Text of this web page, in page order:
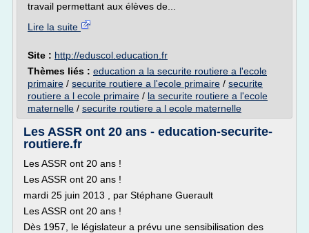
travail permettant aux élèves de...
Lire la suite
Site : http://eduscol.education.fr
Thèmes liés : education a la securite routiere a l'ecole
primaire / securite routiere a l'ecole primaire / securite
routiere a l ecole primaire / la securite routiere a l'ecole
maternelle / securite routiere a l ecole maternelle
Les ASSR ont 20 ans - education-securite-
routiere.fr
Les ASSR ont 20 ans !
Les ASSR ont 20 ans !
mardi 25 juin 2013 , par Stéphane Guerault
Les ASSR ont 20 ans !
Dès 1957, le législateur a prévu une sensibilisation des